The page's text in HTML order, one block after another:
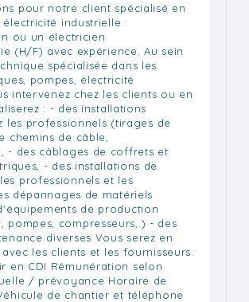
pour notre client spécialisé en
industrielle :
ou un électricien
(H/F) avec expérience. Au sein
spécialisée dans les
pompes, électricité
intervenez chez les clients ou en
: - des installations
les professionnels (tirages de
chemins de câble,
- des câblages de coffrets et
- des installations de
professionnels et les
dépannages de matériels
de production
pompes, compresseurs,.) - des
diverses Vous serez en
les clients et les fournisseurs.
en CDI Rémunération selon
/ prévoyance Horaire de
de chantier et téléphone